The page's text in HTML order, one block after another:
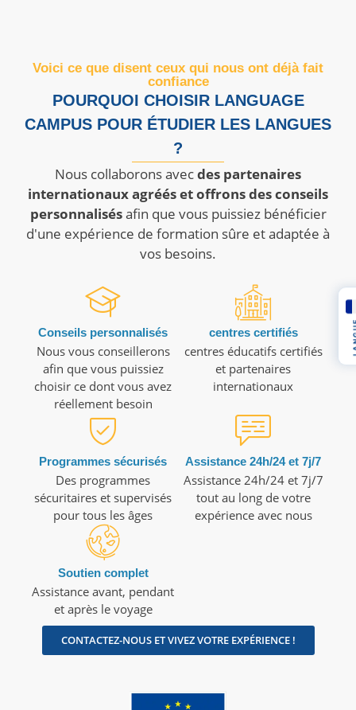
Voici ce que disent ceux qui nous ont déjà fait
confiance
POURQUOI CHOISIR LANGUAGE
CAMPUS POUR ÉTUDIER LES LANGUES
?
Nous collaborons avecdes partenaires
internationaux agréés et offrons des conseils
personnalisésafin que vous puissiez bénéficier
d'une expérience de formation sûre et adaptée à
vos besoins.
Conseils personnalisés
Nous vous conseillerons
afin que vous puissiez
choisir ce dont vous avez
réellement besoin
centres certifiés
centres éducatifs certifiés
et partenaires
internationaux
Programmes sécurisés
Des programmes
sécuritaires et supervisés
pour tous les âges
Assistance 24h/24 et 7j/7
Assistance 24h/24 et 7j/7
tout au long de votre
expérience avec nous
Soutien complet
Assistance avant, pendant
et après le voyage
CONTACTEZ-NOUS ET VIVEZ VOTRE EXPÉRIENCE !